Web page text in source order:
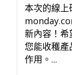
本次的線
新內容！希
您能收穫
作用。...